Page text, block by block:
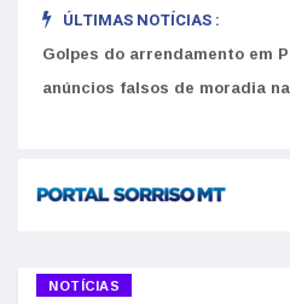
ÚLTIMAS NOTÍCIAS :
Golpes do arrendamento em
anúncios falsos de moradia
NOTÍCIAS